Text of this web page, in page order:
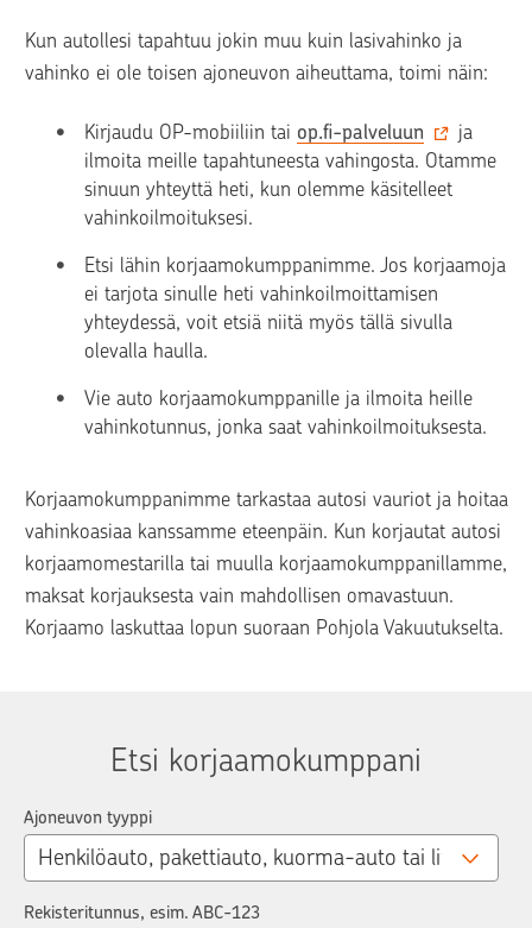
Kun autollesi tapahtuu jokin muu kuin lasivahinko ja
vahinko ei ole toisen ajoneuvon aiheuttama, toimi näin:
Kirjaudu OP-mobiiliin tai op.fi-palveluun
ja
ilmoita meille tapahtuneesta vahingosta. Otamme
sinuun yhteyttä heti, kun olemme käsitelleet
vahinkoilmoituksesi.
Etsi lähin korjaamokumppanimme. Jos korjaamoja
ei tarjota sinulle heti vahinkoilmoittamisen
yhteydessä, voit etsiä niitä myös tällä sivulla
olevalla haulla.
Vie auto korjaamokumppanille ja ilmoita heille
vahinkotunnus, jonka saat vahinkoilmoituksesta.
Korjaamokumppanimme tarkastaa autosi vauriot ja hoitaa
vahinkoasiaa kanssamme eteenpäin. Kun korjautat autosi
korjaamomestarilla tai muulla korjaamokumppanillamme,
maksat korjauksesta vain mahdollisen omavastuun.
Korjaamo laskuttaa lopun suoraan Pohjola Vakuutukselta.
Etsi korjaamokumppani
Ajoneuvon tyyppi
Rekisteritunnus, esim. ABC-123